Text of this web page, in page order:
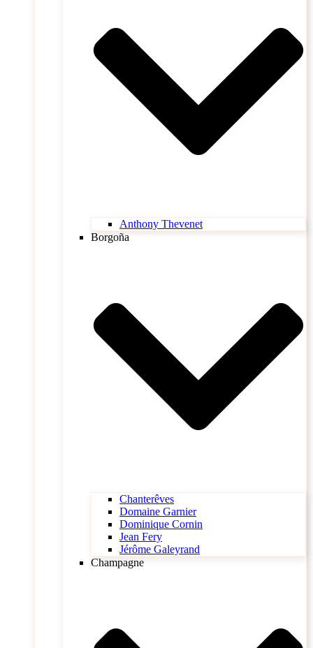
Anthony Thevenet
Borgoña
Chanterêves
Domaine Garnier
Dominique Cornin
Jean Fery
Jérôme Galeyrand
Champagne